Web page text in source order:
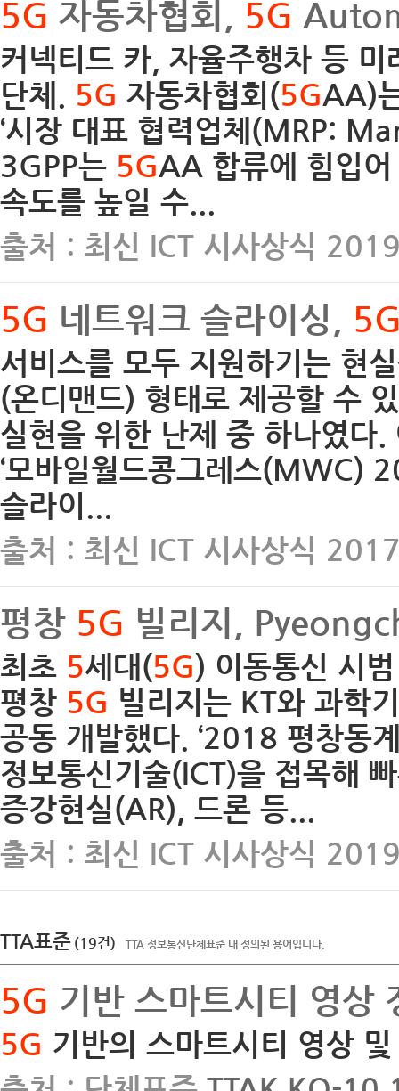
5G 자동차협회, 5G
커넥티드 카, 자율주행차 등
단체. 5G 자동차협회(5GAA)
‘시장 대표 협력업체(MRP:
3GPP는 5GAA 합류에 힘입
속도를 높일 수...
출처 : 최신 ICT 시사상식
5G 네트워크 슬라이싱,
서비스를 모두 지원하기는 현
(온디맨드) 형태로 제공할 수
실현을 위한 난제 중 하나였다
‘모바일월드콩그레스(MWC)
슬라이...
출처 : 최신 ICT 시사상식
평창 5G 빌리지,
최초 5세대(5G) 이동통신 시
평창 5G 빌리지는 KT와 과학
공동 개발했다. ‘2018 평창동
정보통신기술(ICT)을 접목해
증강현실(AR), 드론 등...
출처 : 최신 ICT 시사상식
TTA표준 (19건) TTA 정보통신단체표준 내 정의된 용어입니다.
5G 기반 스마트시티 영상
5G 기반의 스마트시티 영상